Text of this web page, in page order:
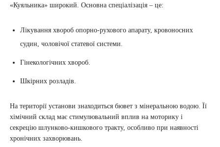
«Куяльника» широкий. Основна спеціалізація – це:
Лікування хвороб опорно-рухового апарату, кровоносних
судин, чоловічої статевої системи.
Гінекологічних хвороб.
Шкірних розладів.
На території установи знаходиться бювет з мінеральною водою. Її
хімічний склад має стимулювальний вплив на моторику і
секрецію шлунково-кишкового тракту, особливо при наявності
хронічних захворювань.